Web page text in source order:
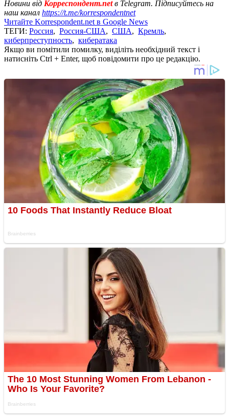
Новини від Корреспондент.netв Telegram. Підписуйтесь на
наш канал https://t.me/korrespondentnet
Читайте Korrespondent.net в Google News
ТЕГИ: Россия, Россия-США, США, Кремль,
киберпреступность, кибератака
Якщо ви помітили помилку, виділіть необхідний текст і
натисніть Ctrl + Enter, щоб повідомити про це редакцію.